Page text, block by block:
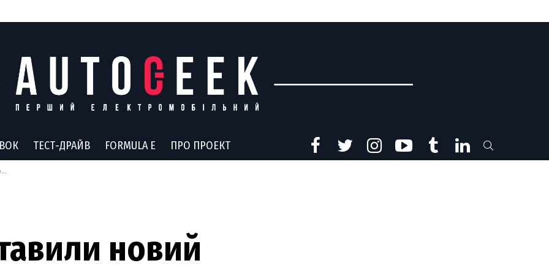
ТЕСТ-ДРАЙВ FORMULA E ПРО ПРОЕКТ
новий